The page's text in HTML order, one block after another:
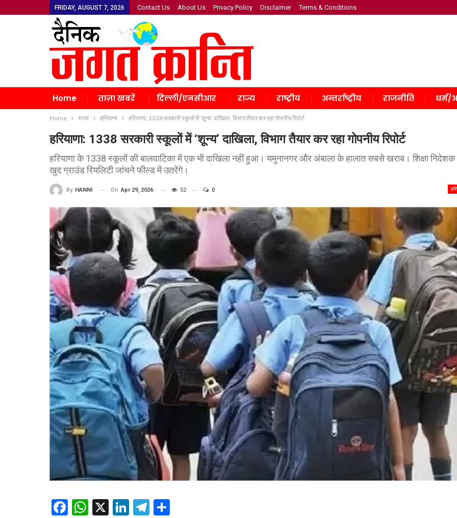
FRIDAY, AUGUST 7, 2026 Contact Us About Us Privacy Policy Disclaimer Terms & Conditions
Home ताज़ा खबरें दिल्ली/एनसीआर राज्य राष्ट्रीय अन्तर्राष्ट्रीय राजनीति धर्म/
Home राज्य हरियाणा हरियाणा: 1338 सरकारी स्कूलों में ‘शून्य’ दाखिला, विभाग तैयार कर रहा गोपनीय रिपोर्ट
हरियाणा: 1338 सरकारी स्कूलों में ‘शून्य’ दाखिला, विभाग तैयार कर रहा गोपनीय रिपोर्ट
हरियाणा के 1338 स्कूलों की बालवाटिका में एक भी दाखिला नहीं हुआ। यमुनानगर और अंबाला के हालात सबसे खराब। शिक्षा निदेशक
खुद ग्राउंड रियलिटी जांचने फील्ड में उतरेंगे।
By HANNI On Apr 29, 2026 52 0
Facebook
WhatsApp
X LinkedIn
Telegram